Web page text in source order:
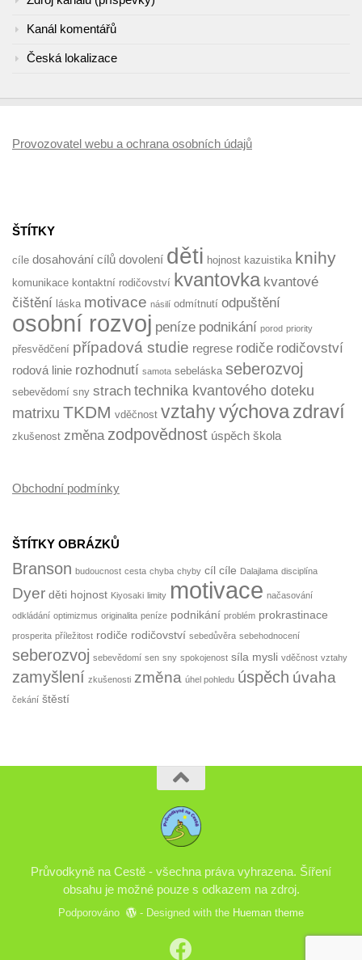
Kanál komentářů
Česká lokalizace
Provozovatel webu a ochrana osobních údajů
ŠTÍTKY
cíle dosahování cílů dovolení děti hojnost kazuistika knihy
komunikace kontaktní rodičovství kvantovka kvantové
čištění láska motivace násilí odmítnutí odpuštění
osobní rozvoj peníze podnikání porod priority
přesvědčení případová studie regrese rodiče rodičovství
rodová linie rozhodnutí samota sebeláska seberozvoj
sebevědomí sny strach technika kvantového doteku
matrixu TKDM vděčnost vztahyvýchovazdraví
zkušenost změna zodpovědnost úspěch škola
Obchodní podmínky
ŠTÍTKY OBRÁZKŮ
Branson budoucnost cesta chyba chyby cíl cíle Dalajlama disciplína
Dyer děti hojnost Kiyosaki limity motivace načasování
odkládání optimizmus originalita peníze podnikání problém prokrastinace
prosperita příležitost rodiče rodičovství sebedůvěra sebehodnocení
seberozvoj sebevědomí sen sny spokojenost síla mysli vděčnost vztahy
zamyšlení zkušenosti změna úhel pohledu úspěch úvaha
čekání štěstí
Průvodkyně na Cestě - všechna práva vyhrazena. Šíření
obsahu je možné pouze s odkazem na zdroj.
Podporováno - Designed with the Hueman theme